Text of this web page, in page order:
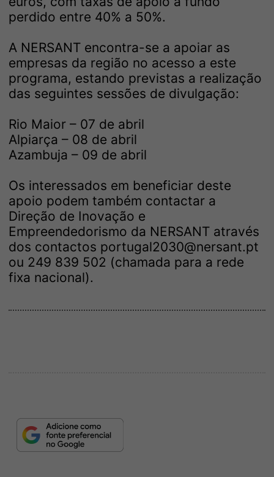
perdido entre 40% a 50%.
A NERSANT encontra-se a apoiar as
empresas da região no acesso a este
programa, estando previstas a realização
das seguintes sessões de divulgação:
Rio Maior – 07 de abril
Alpiarça – 08 de abril
Azambuja – 09 de abril
Os interessados em beneficiar deste
apoio podem também contactar a
Direção de Inovação e
Empreendedorismo da NERSANT através
dos contactos portugal2030@nersant.pt
ou 249 839 502 (chamada para a rede
fixa nacional).